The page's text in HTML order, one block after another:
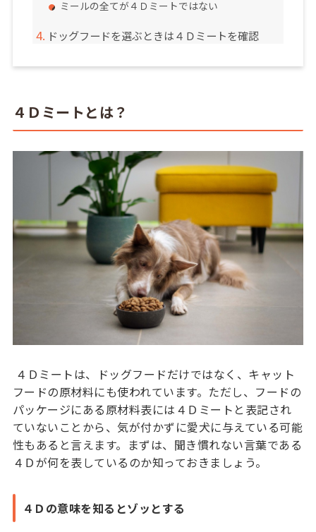
ミールの全てが４Ｄミートではない
ドッグフードを選ぶときは４Ｄミートを確認
４Ｄミートとは？
４Ｄミートは、ドッグフードだけではなく、キャット
フードの原材料にも使われています。ただし、フードの
パッケージにある原材料表には４Ｄミートと表記され
ていないことから、気が付かずに愛犬に与えている可能
性もあると言えます。まずは、聞き慣れない言葉である
４Ｄが何を表しているのか知っておきましょう。
４Ｄの意味を知るとゾッとする